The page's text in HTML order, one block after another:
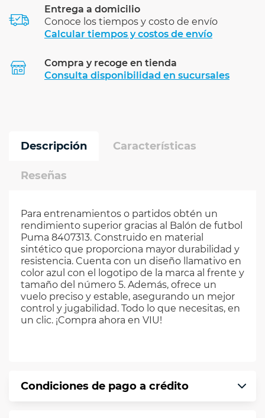
Entrega a domicilio
Conoce los tiempos y costo de envío
Calcular tiempos y costos de envío
Compra y recoge en tienda
Consulta disponibilidad en sucursales
Descripción Características
Reseñas
Para entrenamientos o partidos obtén un
rendimiento superior gracias al Balón de futbol
Puma 8407313. Construido en material
sintético que proporciona mayor durabilidad y
resistencia. Cuenta con un diseño llamativo en
color azul con el logotipo de la marca al frente y
tamaño del número 5. Además, ofrece un
vuelo preciso y estable, asegurando un mejor
control y jugabilidad. Todo lo que necesitas, en
un clic. ¡Compra ahora en VIU!
Condiciones de pago a crédito